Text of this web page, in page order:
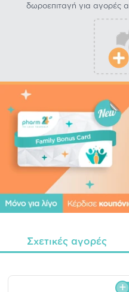
δωροεπιταγή για αγορές
Σχετικές αγορές